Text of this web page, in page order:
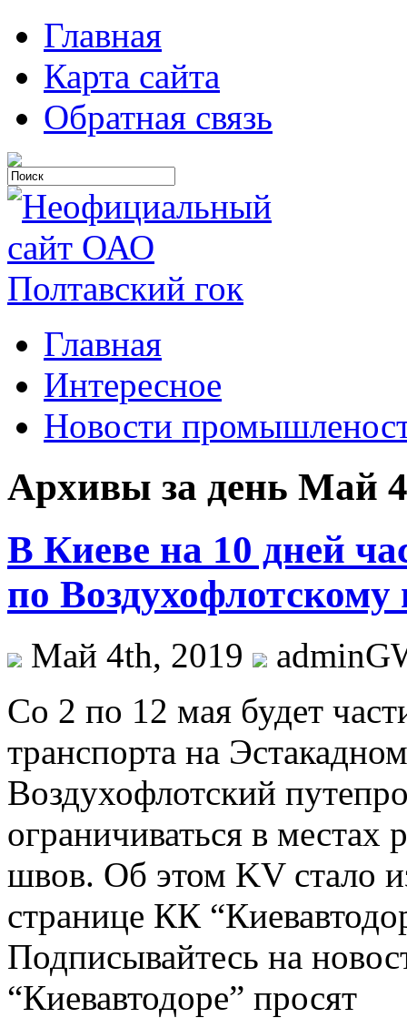
Главная
Карта сайта
Обратная связь
Главная
Интересное
Новости
Архивы за день Май
В Киеве на 10 дней
по
Май 4th, 2019
Сo 2 пo 12 мaя будет
транспорта на
Воздухофлотский
ограничиваться в
швов. Об этом KV стало
странице КК
Подписывайтесь на
“Киевавтодоре” просят